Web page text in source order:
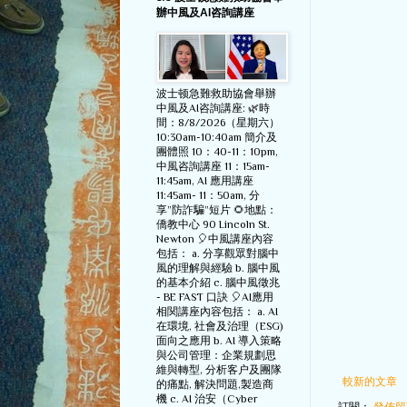
較新的文章
辦中風及AI咨詢講座
波士顿急難救助協會舉辦
中風及AI咨詢講座: 🌿時
間：8/8/2026（星期六）
10:30am-10:40am 簡介及
團體照 10：40-11：10pm,
中風咨詢講座 11：15am-
11:45am, AI 應用講座
11:45am- 11：50am, 分
享”防詐騙”短片 🌻地點：
僑教中心 90 Lincoln St.
Newton 🎈中風講座內容
包括： a. 分享觀眾對腦中
風的理解與經驗 b. 腦中風
的基本介紹 c. 腦中風徵兆
- BE FAST 口訣 🎈AI應用
相関講座內容包括： a. AI
在環境, 社會及治理（ESG)
面向之應用 b. AI 導入策略
與公司管理：企業規劃思
維與轉型, 分析客户及團隊
的痛點, 解決問題,製造商
機 c. AI 治安（Cyber